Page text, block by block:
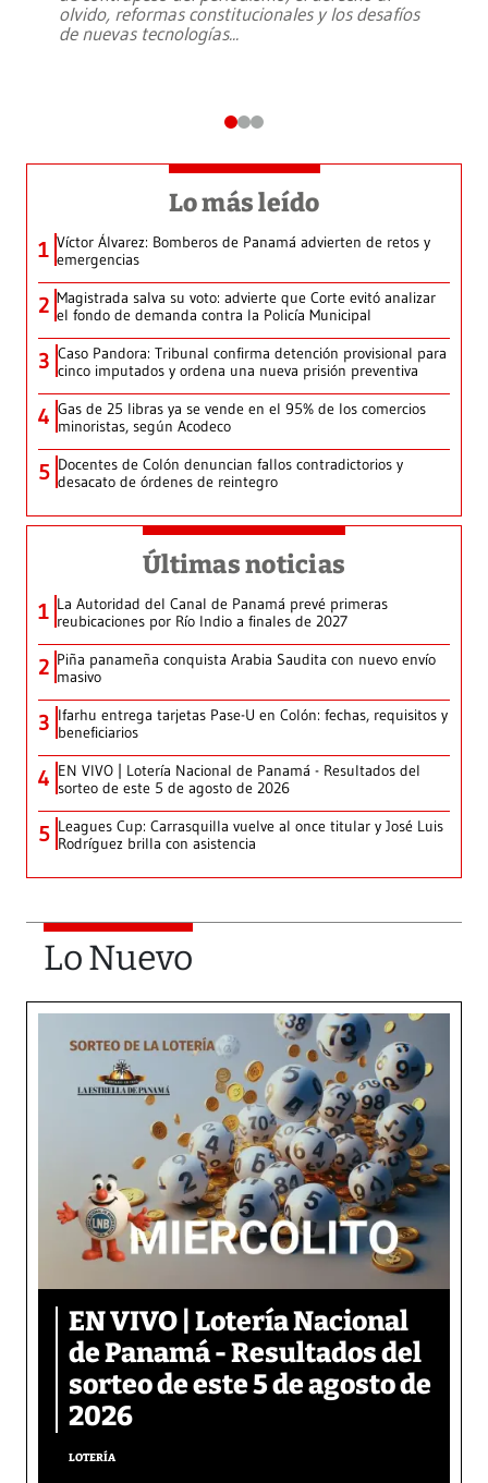
olvido, reformas constitucionales y los desafíos
de nuevas tecnologías...
Lo más leído
1 Víctor Álvarez: Bomberos de Panamá advierten de retos y
emergencias
2 Magistrada salva su voto: advierte que Corte evitó analizar
el fondo de demanda contra la Policía Municipal
3 Caso Pandora: Tribunal confirma detención provisional para
cinco imputados y ordena una nueva prisión preventiva
4 Gas de 25 libras ya se vende en el 95% de los comercios
minoristas, según Acodeco
5 Docentes de Colón denuncian fallos contradictorios y
desacato de órdenes de reintegro
Últimas noticias
1 La Autoridad del Canal de Panamá prevé primeras
reubicaciones por Río Indio a finales de 2027
2 Piña panameña conquista Arabia Saudita con nuevo envío
masivo
3 Ifarhu entrega tarjetas Pase-U en Colón: fechas, requisitos y
beneficiarios
4 EN VIVO | Lotería Nacional de Panamá - Resultados del
sorteo de este 5 de agosto de 2026
5 Leagues Cup: Carrasquilla vuelve al once titular y José Luis
Rodríguez brilla con asistencia
Lo Nuevo
EN VIVO | Lotería Nacional
de Panamá - Resultados del
sorteo de este 5 de agosto de
2026
LOTERÍA